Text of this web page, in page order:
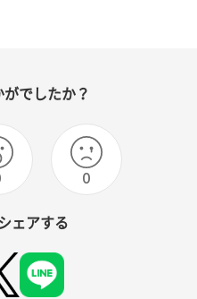
でしたか？
0
ェアする